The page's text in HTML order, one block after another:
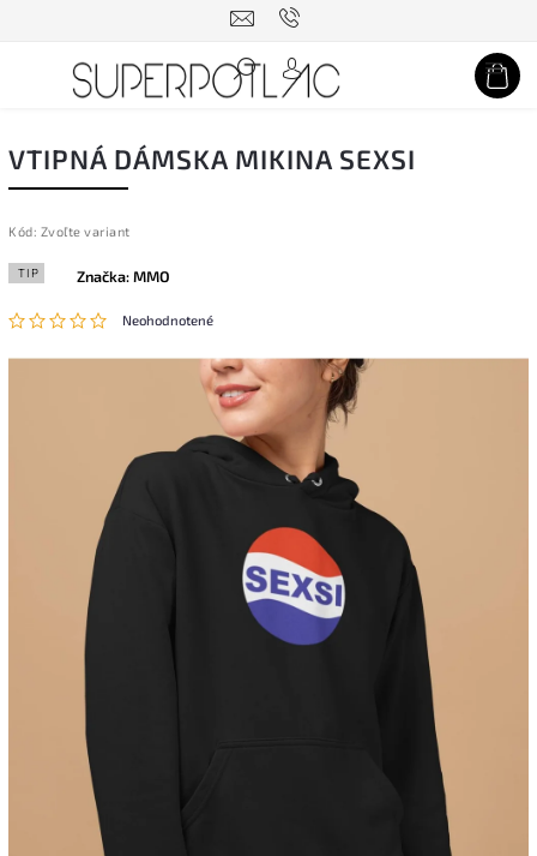
Hľadať
VTIPNÁ DÁMSKA MIKINA SEXSI
Kód: Zvoľte variant
TIP
Neohodnotené
Značka:MMO